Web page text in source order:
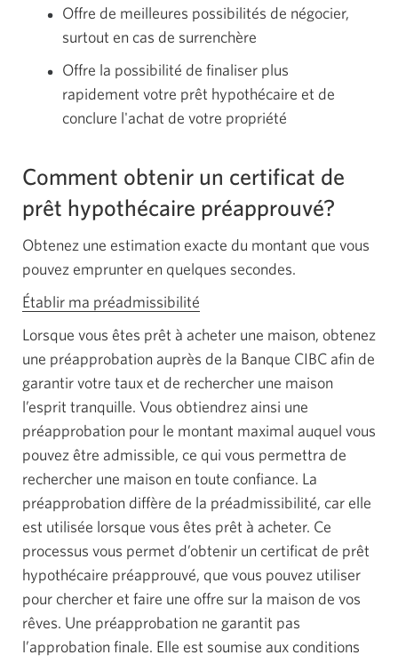
Offre de meilleures possibilités de négocier,
surtout en cas de surrenchère
Offre la possibilité de finaliser plus
rapidement votre prêt hypothécaire et de
conclure l'achat de votre propriété
Comment obtenir un certificat de
prêt hypothécaire préapprouvé?
Obtenez une estimation exacte du montant que vous
pouvez emprunter en quelques secondes.
Établir ma préadmissibilité
nouvelle
fenêtre
s'affichera.
Lorsque vous êtes prêt à acheter une maison, obtenez
une préapprobation auprès de la Banque CIBC afin de
garantir votre taux et de rechercher une maison
l’esprit tranquille. Vous obtiendrez ainsi une
préapprobation pour le montant maximal auquel vous
pouvez être admissible, ce qui vous permettra de
rechercher une maison en toute confiance. La
préapprobation diffère de la préadmissibilité, car elle
est utilisée lorsque vous êtes prêt à acheter. Ce
processus vous permet d’obtenir un certificat de prêt
hypothécaire préapprouvé, que vous pouvez utiliser
pour chercher et faire une offre sur la maison de vos
rêves. Une préapprobation ne garantit pas
l’approbation finale. Elle est soumise aux conditions